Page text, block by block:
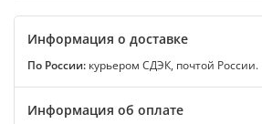
Информация о доставке
По России: курьером СДЭК, почтой России.
Информация об оплате